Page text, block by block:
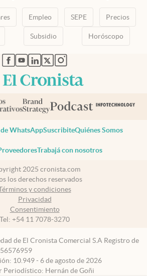
Empleo SEPE Precios
Subsidio Horóscopo
abre en nueva pestaña
abre en nueva pestaña
abre en nueva pestaña
abre en nueva pestaña
abre en nueva pestaña
de WhatsAppSuscribiteQuiénes Somos
Trabajá con nosotros
2025 cronista.com
los derechos reservados
y condiciones
Privacidad
Consentimiento
Tel: +54 11 7078-3270
de El Cronista Comercial S.A Registro de
10.949 - 6 de agosto de 2026
Periodístico: Hernán de Goñi